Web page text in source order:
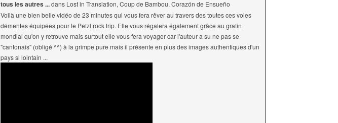
tous les autres ...dans Lost in Translation, Coup de Bambou, Corazón de Ensueño
Voilà une bien belle vidéo de 23 minutes qui vous fera rêver au travers des toutes ces voies
démentes équipées pour le Petzl rock trip. Elle vous régalera également grâce au gratin
mondial qu'on y retrouve mais surtout elle vous fera voyager car l'auteur a su ne pas se
"cantonais" (obligé ^^) à la grimpe pure mais il présente en plus des images authentiques d'un
pays si lointain ...